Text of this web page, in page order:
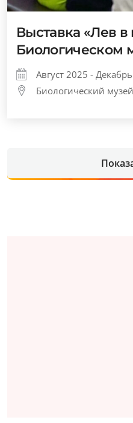
Выставка «Лев
Биологическом
Август 2025 -
Биологический музей